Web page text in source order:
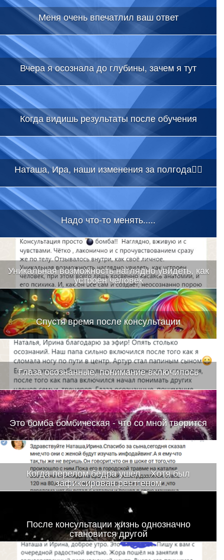
Меня очень впечатлил ваш ответ
Вчера я осознала до глубины, зачем я тут
Когда видишь результаты после обучения
Наташа, Ира, наши изменения за полгода👇🏻
Надо что-то менять.....
Уникальная возможность наглядно увидеть, как
устроен человек
Спустя время после консультации
Глаза осознанные, понимание включилось
Это бомба бомбическая - что со мной творится
Когда перелом бедра ушел....Хотя был
зафиксирован рентгеном
После консультации жизнь однозначно
становится другой